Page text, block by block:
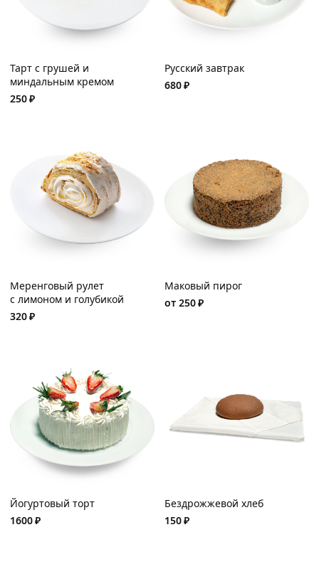
Тарт с грушей и
миндальным кремом
250₽
Русский завтрак
680₽
Меренговый рулет
с лимоном и голубикой
320₽
Маковый пирог
от 250₽
Йогуртовый торт
1600₽
Бездрожжевой хлеб
150₽